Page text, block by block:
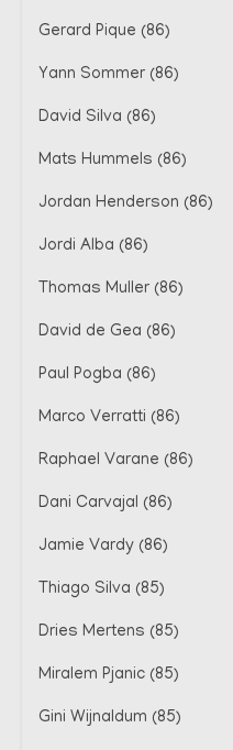
Gerard Pique (86)
Yann Sommer (86)
David Silva (86)
Mats Hummels (86)
Jordan Henderson (86)
Jordi Alba (86)
Thomas Muller (86)
David de Gea (86)
Paul Pogba (86)
Marco Verratti (86)
Raphael Varane (86)
Dani Carvajal (86)
Jamie Vardy (86)
Thiago Silva (85)
Dries Mertens (85)
Miralem Pjanic (85)
Gini Wijnaldum (85)